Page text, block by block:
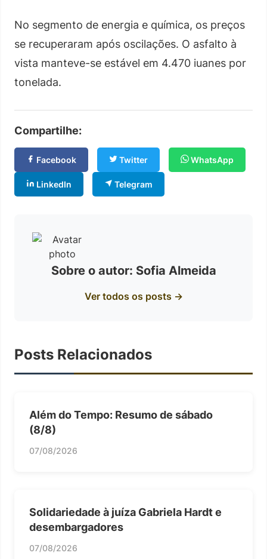
No segmento de energia e química, os preços
se recuperaram após oscilações. O asfalto à
vista manteve-se estável em 4.470 iuanes por
tonelada.
Compartilhe:
Facebook Twitter WhatsApp
LinkedIn Telegram
Sobre o autor: Sofia Almeida
Ver todos os posts →
Posts Relacionados
Além do Tempo: Resumo de sábado
(8/8)
07/08/2026
Solidariedade à juíza Gabriela Hardt e
desembargadores
07/08/2026